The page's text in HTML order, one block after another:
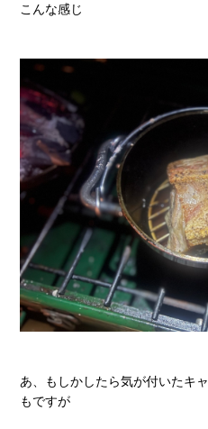
こんな感じ
あ、もしかしたら気が付いたキ
もですが